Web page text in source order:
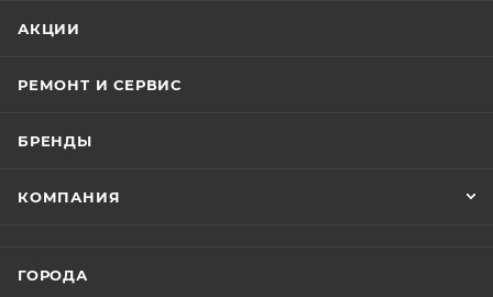
АКЦИИ
РЕМОНТ И СЕРВИС
БРЕНДЫ
КОМПАНИЯ
ГОРОДА